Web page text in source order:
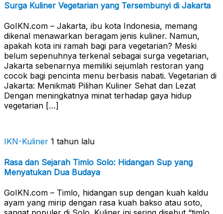
Surga Kuliner Vegetarian yang Tersembunyi di Jakarta
GoIKN.com – Jakarta, ibu kota Indonesia, memang
dikenal menawarkan beragam jenis kuliner. Namun,
apakah kota ini ramah bagi para vegetarian? Meski
belum sepenuhnya terkenal sebagai surga vegetarian,
Jakarta sebenarnya memiliki sejumlah restoran yang
cocok bagi pencinta menu berbasis nabati. Vegetarian di
Jakarta: Menikmati Pilihan Kuliner Sehat dan Lezat
Dengan meningkatnya minat terhadap gaya hidup
vegetarian […]
IKN-Kuliner 1 tahun lalu
Rasa dan Sejarah Timlo Solo: Hidangan Sup yang
Menyatukan Dua Budaya
GoIKN.com – Timlo, hidangan sup dengan kuah kaldu
ayam yang mirip dengan rasa kuah bakso atau soto,